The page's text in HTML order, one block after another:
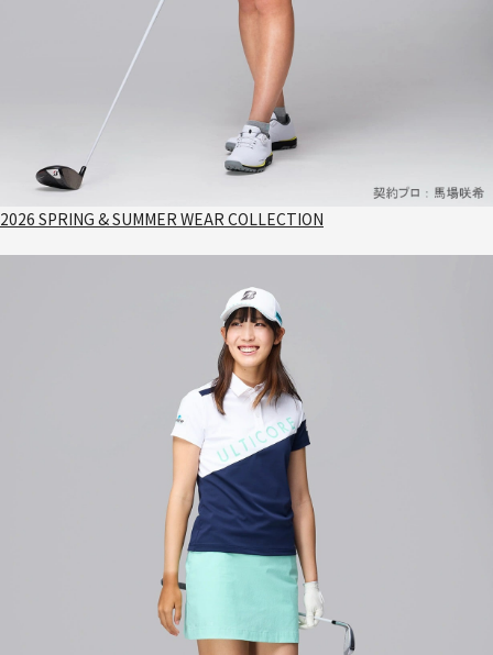
2026 SPRING & SUMMER WEAR COLLECTION